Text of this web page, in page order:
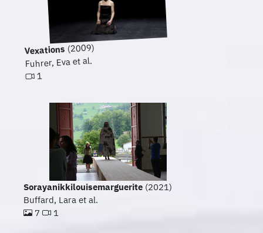
Vexations (2009)
Fuhrer, Eva et al.
1
Sorayanikkilouisemarguerite (2021)
Buffard, Lara et al.
7
1